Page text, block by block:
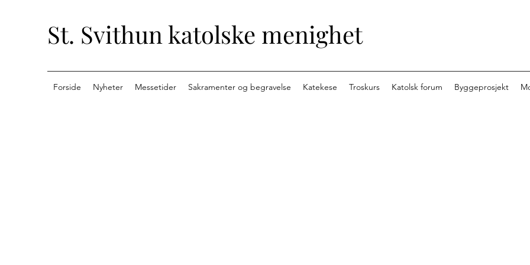
St. Svithun katolske menighet
Forside Nyheter Messetider Sakramenter og begravelse Katekese Troskurs Katolsk forum Byggeprosjekt